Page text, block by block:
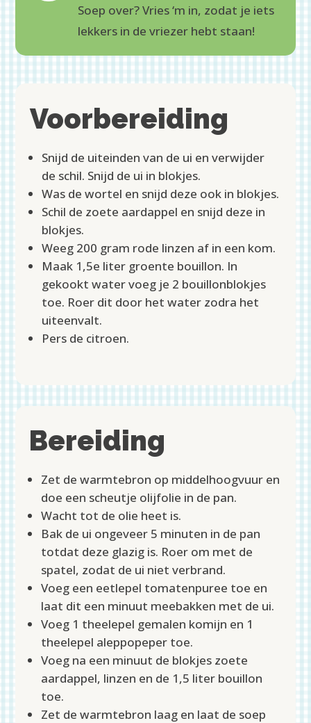
Soep over? Vries ‘m in, zodat je iets
lekkers in de vriezer hebt staan!
Voorbereiding
Snijd de uiteinden van de ui en verwijder
de schil. Snijd de ui in blokjes.
Was de wortel en snijd deze ook in blokjes.
Schil de zoete aardappel en snijd deze in
blokjes.
Weeg 200 gram rode linzen af in een kom.
Maak 1,5e liter groente bouillon. In
gekookt water voeg je 2 bouillonblokjes
toe. Roer dit door het water zodra het
uiteenvalt.
Pers de citroen.
Bereiding
Zet de warmtebron op middelhoogvuur en
doe een scheutje olijfolie in de pan.
Wacht tot de olie heet is.
Bak de ui ongeveer 5 minuten in de pan
totdat deze glazig is. Roer om met de
spatel, zodat de ui niet verbrand.
Voeg een eetlepel tomatenpuree toe en
laat dit een minuut meebakken met de ui.
Voeg 1 theelepel gemalen komijn en 1
theelepel aleppopeper toe.
Voeg na een minuut de blokjes zoete
aardappel, linzen en de 1,5 liter bouillon
toe.
Zet de warmtebron laag en laat de soep